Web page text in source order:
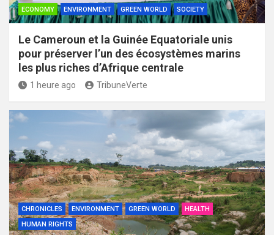
ECONOMY ENVIRONMENT GREEN WORLD SOCIETY
Le Cameroun et la Guinée Equatoriale unis
pour préserver l’un des écosystèmes marins
les plus riches d’Afrique centrale
1 heure ago TribuneVerte
CHRONICLES ENVIRONMENT GREEN WORLD
HEALTH
HUMAN RIGHTS